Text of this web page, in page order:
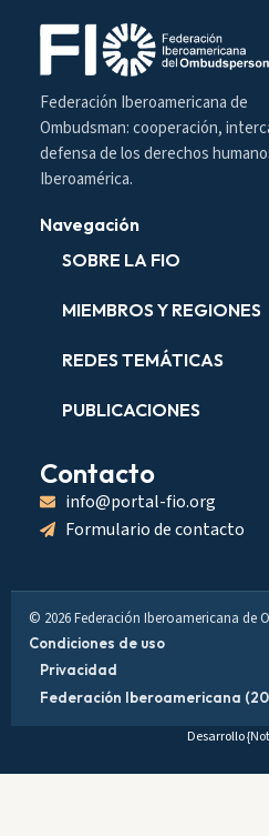
Federación Iberoamericana de
Ombudsman: cooperación,
defensa de los derechos
Iberoamérica.
Navegación
SOBRE LA FIO
MIEMBROS Y REGIONES
REDES TEMÁTICAS
PUBLICACIONES
Contacto
info@portal-fio.org
Formulario de contacto
© 2026 Federación Iberoamericana de
Condiciones de uso
Privacidad
Federación Iberoamericana
Desarrollo